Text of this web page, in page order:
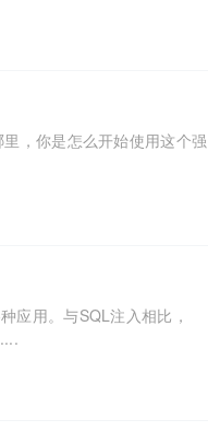
，你是怎么开始使用这个强
应用。与SQL注入相比，